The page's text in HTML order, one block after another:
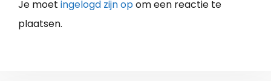
Je moet ingelogd zijn opom een reactie te
plaatsen.